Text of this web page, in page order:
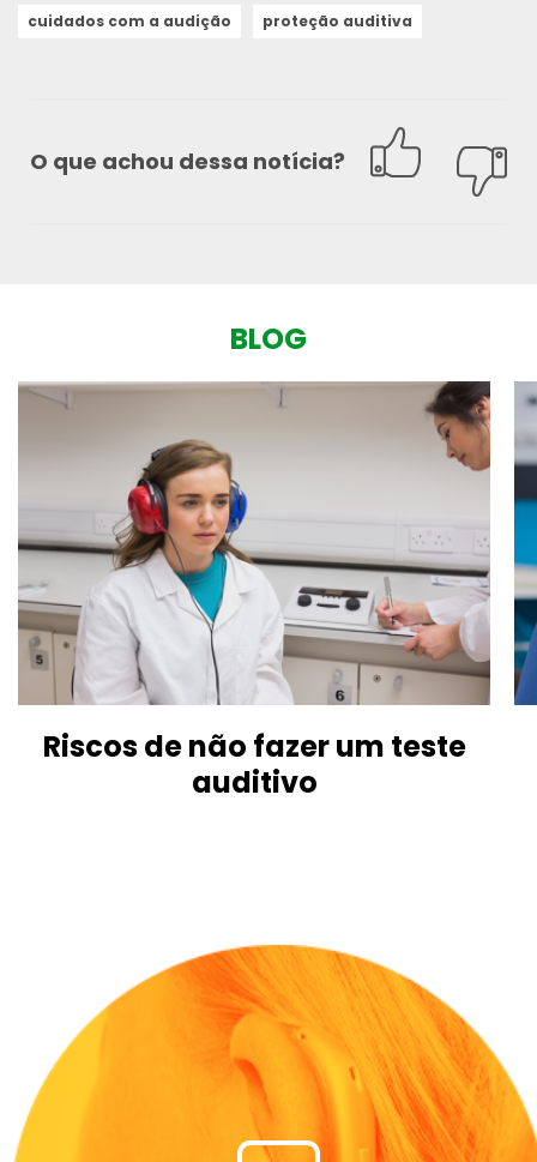
cuidados com a audição proteção auditiva
O que achou dessa notícia?
BLOG
Riscos de não fazer um teste
auditivo